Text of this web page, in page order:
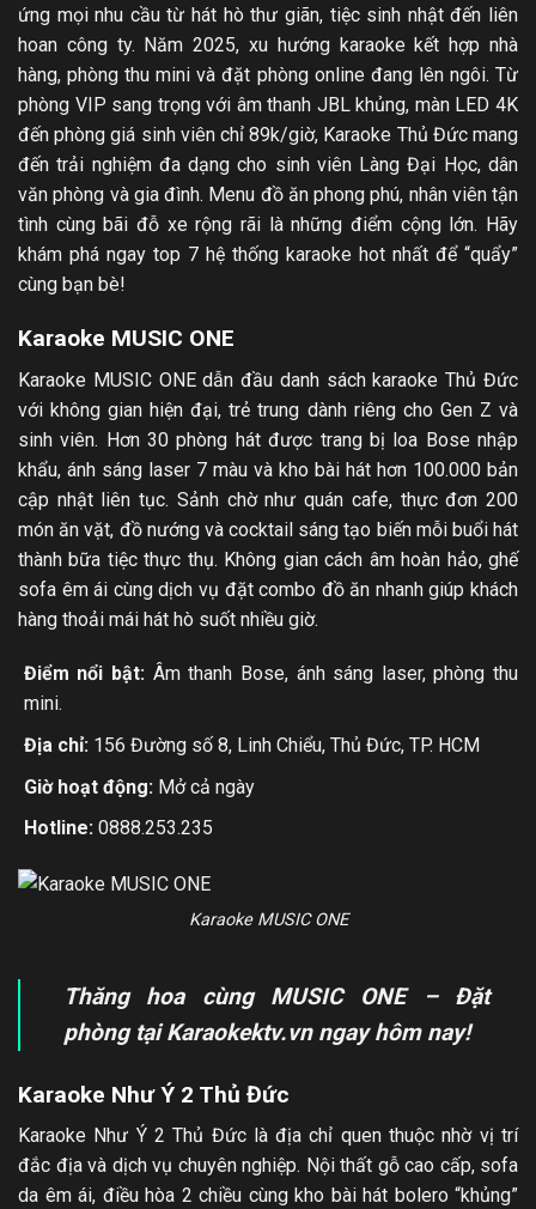
ứng mọi nhu cầu từ hát hò thư giãn, tiệc sinh nhật đến liên
hoan công ty. Năm 2025, xu hướng karaoke kết hợp nhà
hàng, phòng thu mini và đặt phòng online đang lên ngôi. Từ
phòng VIP sang trọng với âm thanh JBL khủng, màn LED 4K
đến phòng giá sinh viên chỉ 89k/giờ, Karaoke Thủ Đức mang
đến trải nghiệm đa dạng cho sinh viên Làng Đại Học, dân
văn phòng và gia đình. Menu đồ ăn phong phú, nhân viên tận
tình cùng bãi đỗ xe rộng rãi là những điểm cộng lớn. Hãy
khám phá ngay top 7 hệ thống karaoke hot nhất để “quẩy”
cùng bạn bè!
Karaoke MUSIC ONE
Karaoke MUSIC ONE dẫn đầu danh sách karaoke Thủ Đức
với không gian hiện đại, trẻ trung dành riêng cho Gen Z và
sinh viên. Hơn 30 phòng hát được trang bị loa Bose nhập
khẩu, ánh sáng laser 7 màu và kho bài hát hơn 100.000 bản
cập nhật liên tục. Sảnh chờ như quán cafe, thực đơn 200
món ăn vặt, đồ nướng và cocktail sáng tạo biến mỗi buổi hát
thành bữa tiệc thực thụ. Không gian cách âm hoàn hảo, ghế
sofa êm ái cùng dịch vụ đặt combo đồ ăn nhanh giúp khách
hàng thoải mái hát hò suốt nhiều giờ.
Điểm nổi bật: Âm thanh Bose, ánh sáng laser, phòng thu
mini.
Địa chỉ:156 Đường số 8, Linh Chiểu, Thủ Đức, TP. HCM
Giờ hoạt động: Mở cả ngày
Hotline:0888.253.235
Karaoke MUSIC ONE
Thăng hoa cùng MUSIC ONE – Đặt
phòng tại Karaokektv.vn ngay hôm nay!
Karaoke Như Ý 2 Thủ Đức
Karaoke Như Ý 2 Thủ Đức là địa chỉ quen thuộc nhờ vị trí
đắc địa và dịch vụ chuyên nghiệp. Nội thất gỗ cao cấp, sofa
da êm ái, điều hòa 2 chiều cùng kho bài hát bolero “khủng”